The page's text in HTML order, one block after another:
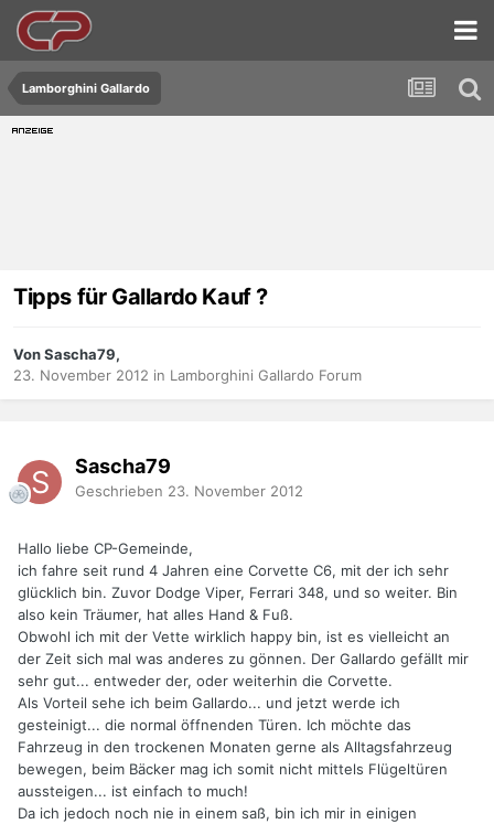
Lamborghini Gallardo
Tipps für Gallardo Kauf ?
Von Sascha79,
23. November 2012 in Lamborghini Gallardo Forum
Sascha79
Geschrieben 23. November 2012
Hallo liebe CP-Gemeinde,
ich fahre seit rund 4 Jahren eine Corvette C6, mit der ich sehr
glücklich bin. Zuvor Dodge Viper, Ferrari 348, und so weiter. Bin
also kein Träumer, hat alles Hand & Fuß.
Obwohl ich mit der Vette wirklich happy bin, ist es vielleicht an
der Zeit sich mal was anderes zu gönnen. Der Gallardo gefällt mir
sehr gut... entweder der, oder weiterhin die Corvette.
Als Vorteil sehe ich beim Gallardo... und jetzt werde ich
gesteinigt... die normal öffnenden Türen. Ich möchte das
Fahrzeug in den trockenen Monaten gerne als Alltagsfahrzeug
bewegen, beim Bäcker mag ich somit nicht mittels Flügeltüren
aussteigen... ist einfach to much!
Da ich jedoch noch nie in einem saß, bin ich mir in einigen